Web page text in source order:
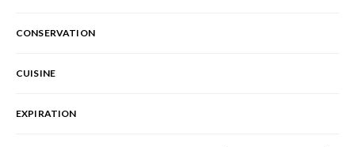
CONSERVATION
CUISINE
EXPIRATION